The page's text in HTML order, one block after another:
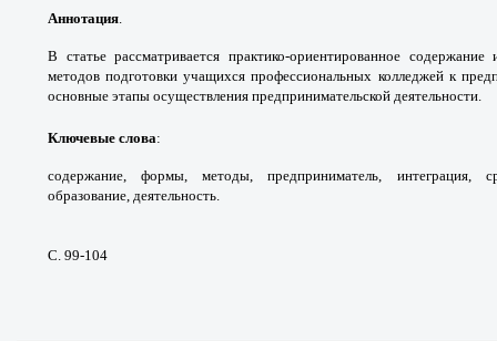
Аннотация.
В статье рассматривается практико-ориентированное
методов подготовкиучащихся профессиональных колледжей к
основные этапы осуществления предпринимательской деятельности.
Ключевые слова:
содержание, формы, методы,предприниматель, интеграция,
образование, деятельность.
С. 99-104